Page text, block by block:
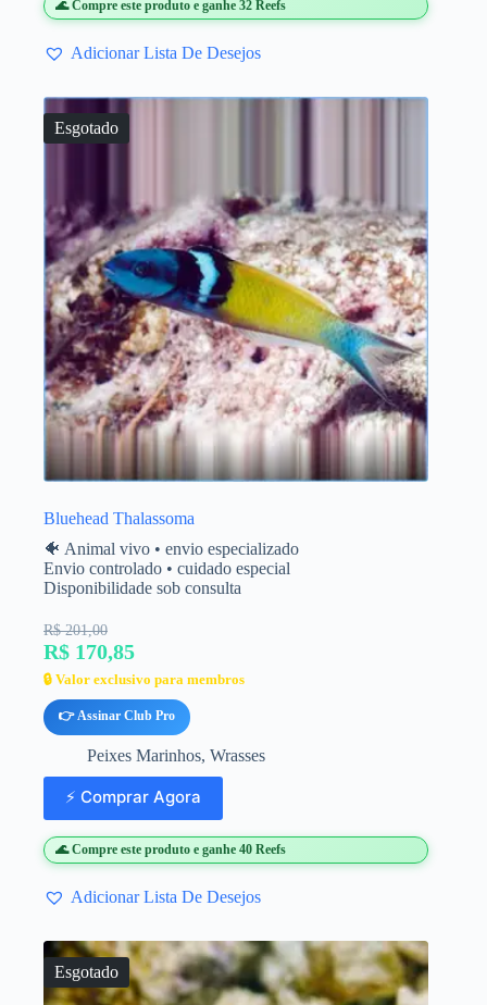
🌊 Compre este produto e ganhe 32 Reefs
Adicionar Lista De Desejos
Esgotado
Bluehead Thalassoma
🐠 Animal vivo • envio especializado
Envio controlado • cuidado especial
Disponibilidade sob consulta
R$ 201,00
R$ 170,85
🔒 Valor exclusivo para membros
👉 Assinar Club Pro
Peixes Marinhos, Wrasses
⚡ Comprar Agora
🌊 Compre este produto e ganhe 40 Reefs
Adicionar Lista De Desejos
Esgotado